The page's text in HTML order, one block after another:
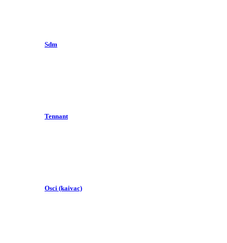
Sdm
Tennant
Osci (kaivac)